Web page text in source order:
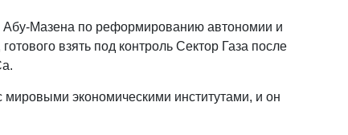
Абу-Мазена по реформированию автономии и
взять под контроль Сектор Газа после
экономическими институтами, и он